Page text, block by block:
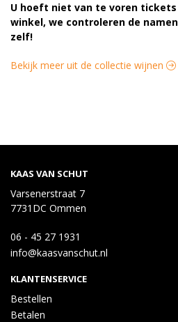
U hoeft niet van te voren tickets
winkel, we controleren de
zelf!
Bekijk meer uit de collectie wijnen
KAAS VAN SCHUT
Varsenerstraat 7
7731DC Ommen
06 - 45 27 1931
info@kaasvanschut.nl
KLANTENSERVICE
Bestellen
Betalen